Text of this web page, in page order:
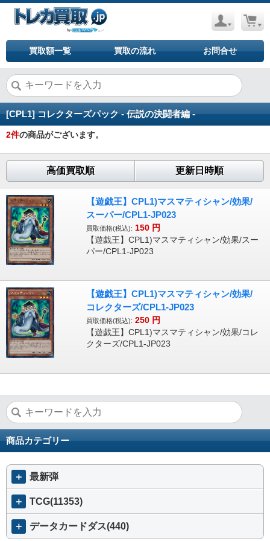
買取額一覧 買取の流れ お問合せ
[CPL1] コレクターズパック - 伝説の決闘者編 -
2件の商品がございます。
高価買取順 更新日時順
【遊戯王】CPL1)マスマティシャン/効果/
スーパー/CPL1-JP023
買取価格(税込): 150 円
【遊戯王】CPL1)マスマティシャン/効果/スー
パー/CPL1-JP023
【遊戯王】CPL1)マスマティシャン/効果/
コレクターズ/CPL1-JP023
買取価格(税込): 250 円
【遊戯王】CPL1)マスマティシャン/効果/コレ
クターズ/CPL1-JP023
商品カテゴリー
＋ 最新弾
＋ TCG(11353)
＋ データカードダス(440)